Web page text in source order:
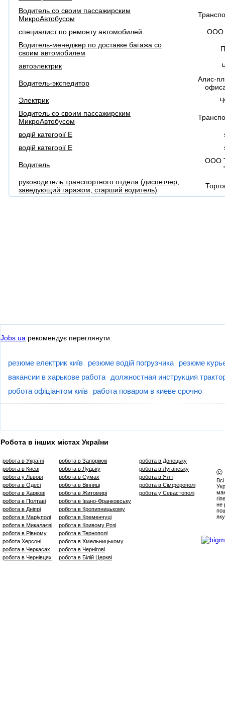
Водитель со своим пассажирским
МикроАвтобусом
специалист по ремонту автомобилей
ООО
Водитель-менеджер по доставке багажа со
своим автомобилем
автоэлектрик
Водитель-экспедитор
Алис-
Электрик
Водитель со своим пассажирским
МикроАвтобусом
водій категорії Е
водій категорії Е
Водитель
ООО
руководитель транспортного отдела (диспетчер,
заведующий гаражом, старший водитель)
Jobs.ua рекомендує переглянути:
резюме електрик київ резюме водій погрузчика
резюме
вакансии в харькове работа
должностная инструкция
робота офіціантом київ
работа поваром в киеве срочно
Робота в інших містах України
робота в Україні
робота в Киеві
робота у Львові
робота в Одесі
робота в Харкові
робота в Полтаві
робота в Дніпрі
робота в Маріуполі
робота в Микалаєві
робота в Рівному
робота Херсоні
робота в Черкасах
робота в Чернівцях
робота в Запоріжжі
робота в Луцьку
робота в Сумах
робота в Вінниці
робота в Житомирі
робота в Івано-Франковську
робота в Кропипницькому
робота в Кременчуці
робота в Кривому Розі
робота в Тернополі
робота в Хмельницькому
робота в Чернігові
робота в Білій Церкві
робота в Донецьку
робота в Луганську
робота в Ялті
робота в Сімферополі
робота у Севастополі
©
не